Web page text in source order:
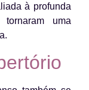
à profunda
tornaram uma